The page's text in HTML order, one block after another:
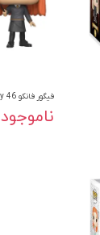
فیگور فانکو Ginny Weasley 46
ناموجود